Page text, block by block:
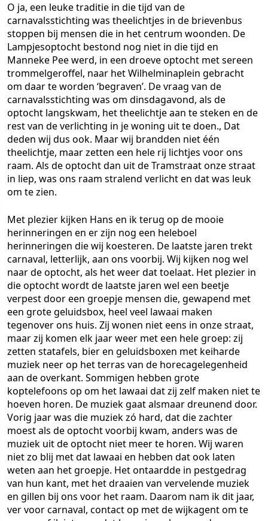
O ja, een leuke traditie in die tijd van de
carnavalsstichting was theelichtjes in de brievenbus
stoppen bij mensen die in het centrum woonden. De
Lampjesoptocht bestond nog niet in die tijd en
Manneke Pee werd, in een droeve optocht met sereen
trommelgeroffel, naar het Wilhelminaplein gebracht
om daar te worden ‘begraven’. De vraag van de
carnavalsstichting was om dinsdagavond, als de
optocht langskwam, het theelichtje aan te steken en de
rest van de verlichting in je woning uit te doen., Dat
deden wij dus ook. Maar wij brandden niet één
theelichtje, maar zetten een hele rij lichtjes voor ons
raam. Als de optocht dan uit de Tramstraat onze straat
in liep, was ons raam stralend verlicht en dat was leuk
om te zien.
Met plezier kijken Hans en ik terug op de mooie
herinneringen en er zijn nog een heleboel
herinneringen die wij koesteren. De laatste jaren trekt
carnaval, letterlijk, aan ons voorbij. Wij kijken nog wel
naar de optocht, als het weer dat toelaat. Het plezier in
die optocht wordt de laatste jaren wel een beetje
verpest door een groepje mensen die, gewapend met
een grote geluidsbox, heel veel lawaai maken
tegenover ons huis. Zij wonen niet eens in onze straat,
maar zij komen elk jaar weer met een hele groep: zij
zetten statafels, bier en geluidsboxen met keiharde
muziek neer op het terras van de horecagelegenheid
aan de overkant. Sommigen hebben grote
koptelefoons op om het lawaai dat zij zelf maken niet te
hoeven horen. De muziek gaat alsmaar dreunend door.
Vorig jaar was die muziek zó hard, dat die zachter
moest als de optocht voorbij kwam, anders was de
muziek uit de optocht niet meer te horen. Wij waren
niet zo blij met dat lawaai en hebben dat ook laten
weten aan het groepje. Het ontaardde in pestgedrag
van hun kant, met het draaien van vervelende muziek
en gillen bij ons voor het raam. Daarom nam ik dit jaar,
ver voor carnaval, contact op met de wijkagent om te